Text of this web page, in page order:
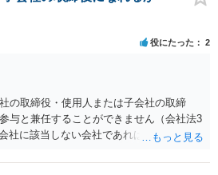
役にたった 2
の取締役・使用人または子会社の取締
与と兼任することができません（会社法3
社に該当しない会社であれば上記の兼任
その選任自体は有効となり、監査も有効